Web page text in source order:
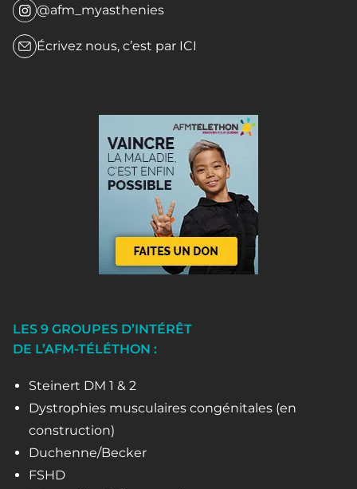
@afm_myasthenies
Écrivez nous, c’est par ICI
LES 9 GROUPES D’INTÉRÊT
DE L’AFM-TÉLÉTHON :
Steinert DM 1 & 2
Dystrophies musculaires congénitales (en
construction)
Duchenne/Becker
FSHD